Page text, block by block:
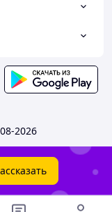
2026